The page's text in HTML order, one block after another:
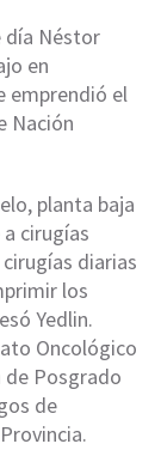
día Néstor
en
emprendió el
Nación
planta baja
cirugías
diarias
los
Yedlin.
Oncológico
Posgrado
de